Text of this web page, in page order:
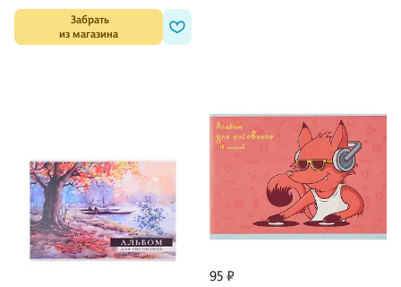
Забрать
из магазина
95 ₽